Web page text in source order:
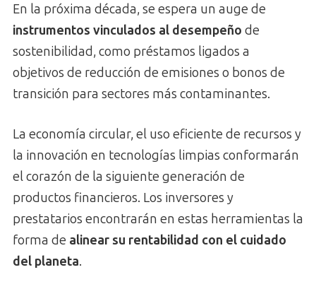
En la próxima década, se espera un auge de
instrumentos vinculados al desempeño de
sostenibilidad, como préstamos ligados a
objetivos de reducción de emisiones o bonos de
transición para sectores más contaminantes.
La economía circular, el uso eficiente de recursos y
la innovación en tecnologías limpias conformarán
el corazón de la siguiente generación de
productos financieros. Los inversores y
prestatarios encontrarán en estas herramientas la
forma de alinear su rentabilidad con el cuidado
del planeta.